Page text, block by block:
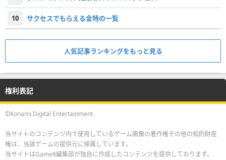
10 サクセスでもらえる金特の一覧
人気記事ランキングをもっと見る
権利表記
©Konami Digital Entertainment
当サイトのコンテンツ内で使用しているゲーム画像の著作権その他の知的財産
権は、当該ゲームの提供元に帰属しています。
当サイトはGame8編集部が独自に作成したコンテンツを提供しております。